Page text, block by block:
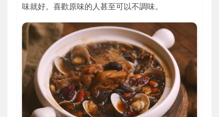
味就好。喜歡原味的人甚至可以不調味。